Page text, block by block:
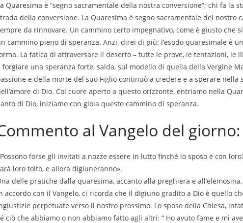
Quaresima è “segno sacramentale della nostra conversione”; chi fa la
della conversione. La Quaresima è segno sacramentale del nostro
da rinnovare. Un cammino certo impegnativo, come è giusto che
cammino pieno di speranza. Anzi, direi di più: l’esodo quaresimale è
La fatica di attraversare il deserto – tutte le prove, le tentazioni, le
forgiare una speranza forte, salda, sul modello di quella della Vergine
e della morte del suo Figlio continuò a credere e a sperare
di Dio. Col cuore aperto a questo orizzonte, entriamo nella
di Dio, iniziamo con gioia questo cammino di speranza.
al Vangelo del giorno:
forse gli invitati a nozze essere in lutto finché lo sposo è con
loro tolto, e allora digiuneranno».
delle pratiche dalla quaresima, accanto alla preghiera e
accordo con il Vangelo, ci ricorda che il digiuno gradito a Dio è quello
perpetuate verso il nostro prossimo. Lo sposo della Chiesa,
ciò che abbiamo o non abbiamo fatto agli altri: “ Ho avuto fame e mi